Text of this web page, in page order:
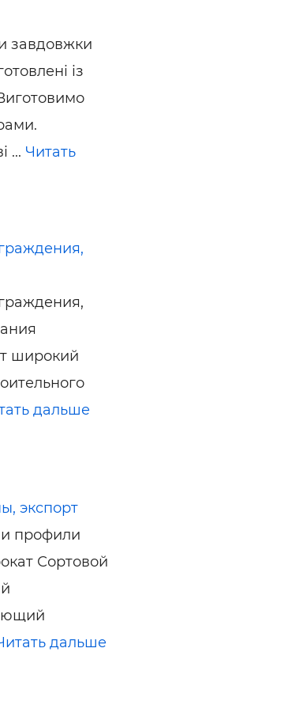
завдовжки
із
... Читать
широкий
дальше
экспорт
профили
Сортовой
дальше